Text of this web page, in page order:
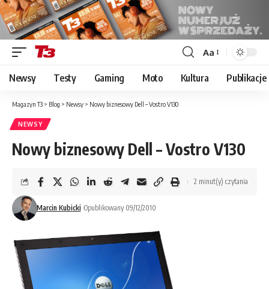
Font
Resizer
Aa
Newsy Testy Gaming Moto Kultura Publikacje
Magazyn T3 > Blog > Newsy > Nowy biznesowy Dell – Vostro V130
NEWSY
Nowy biznesowy Dell – Vostro V130
Marcin Kubicki Opublikowany 09/12/2010
2 minut(y) czytania